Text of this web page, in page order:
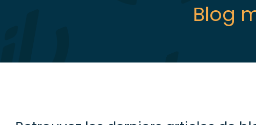
Blog